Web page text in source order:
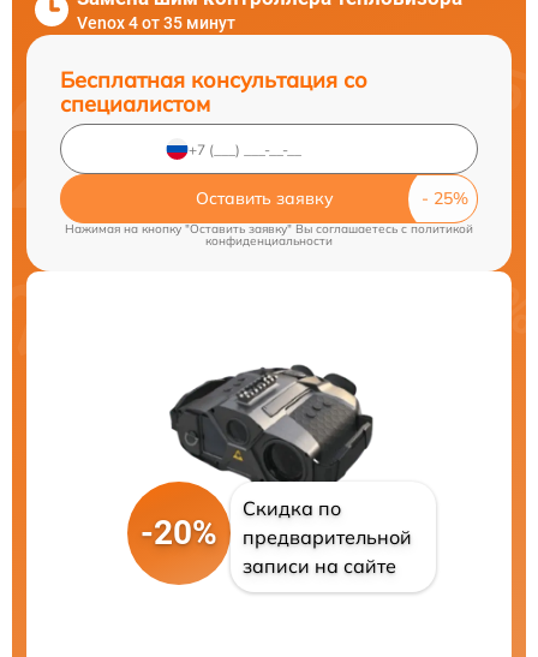
Venox 4 от 35 минут
Бесплатная консультация со
специалистом
Оставить заявку
Нажимая на кнопку "Оставить заявку" Вы соглашаетесь cполитикой
конфиденциальности
-20%
Скидка по
предварительной
записи на сайте